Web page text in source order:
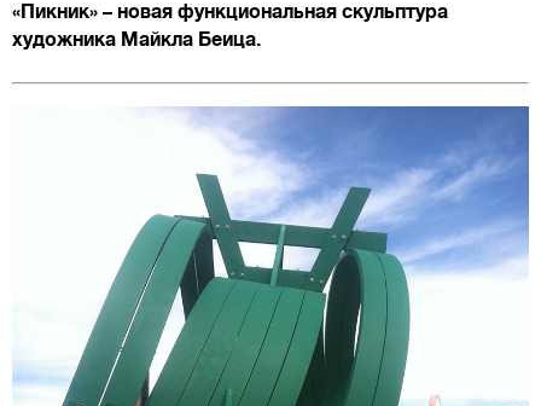
«Пикник» – новая функциональная скульптура
художника Майкла Беица.